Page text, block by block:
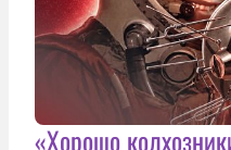
«Хорошо